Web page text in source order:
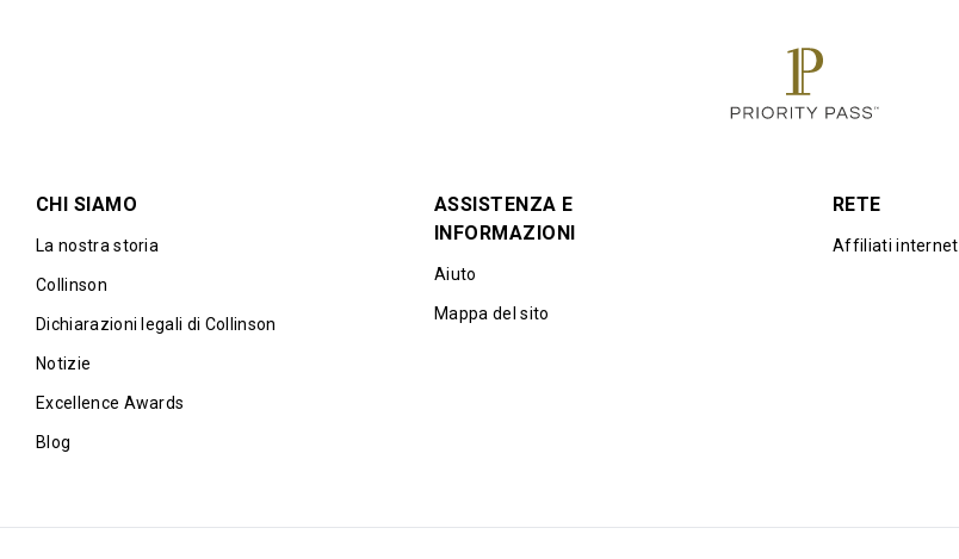
CHI SIAMO
La nostra storia
Collinson
Dichiarazioni legali di Collinson
Notizie
Excellence Awards
Blog
ASSISTENZA E
INFORMAZIONI
Aiuto
Mappa del sito
RETE
Affiliati internet